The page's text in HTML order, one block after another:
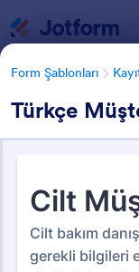
Form Şablonları
Türkçe
Form Şablonları
Müşteri
22 Şablon
Form Şablonu